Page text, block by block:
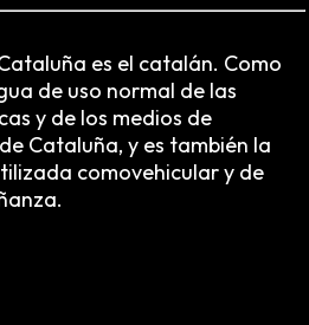
es el catalán. Como
de uso normal de las
y de los medios de
Cataluña, y es también la
comovehicular y de